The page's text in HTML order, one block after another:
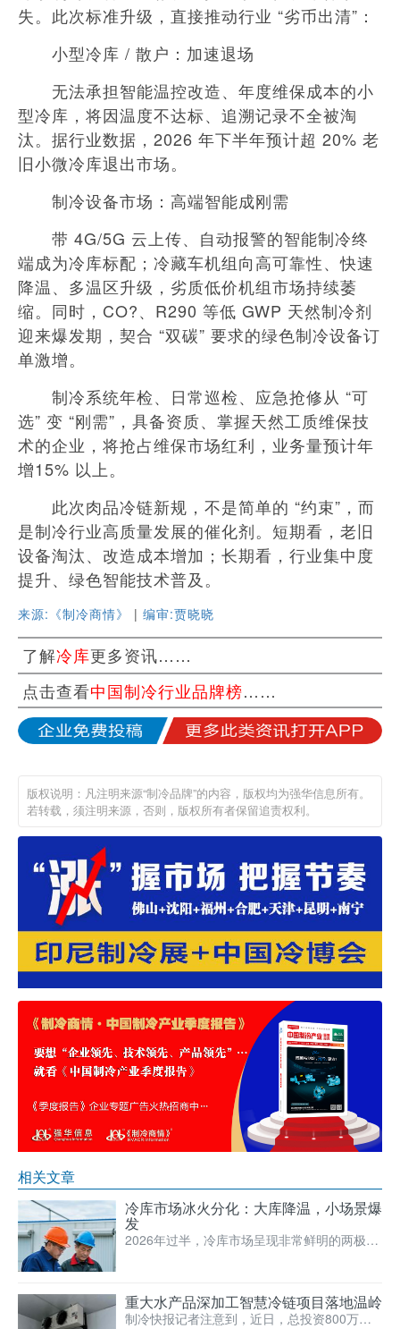
失。此次标准升级，直接推动行业 “劣币出清”：
小型冷库 / 散户：加速退场
无法承担智能温控改造、年度维保成本的小
型冷库，将因温度不达标、追溯记录不全被淘
汰。据行业数据，2026 年下半年预计超 20% 老
旧小微冷库退出市场。
制冷设备市场：高端智能成刚需
带 4G/5G 云上传、自动报警的智能制冷终
端成为冷库标配；冷藏车机组向高可靠性、快速
降温、多温区升级，劣质低价机组市场持续萎
缩。同时，CO?、R290 等低 GWP 天然制冷剂
迎来爆发期，契合 “双碳” 要求的绿色制冷设备订
单激增。
制冷系统年检、日常巡检、应急抢修从 “可
选” 变 “刚需”，具备资质、掌握天然工质维保技
术的企业，将抢占维保市场红利，业务量预计年
增15% 以上。
此次肉品冷链新规，不是简单的 “约束”，而
是制冷行业高质量发展的催化剂。短期看，老旧
设备淘汰、改造成本增加；长期看，行业集中度
提升、绿色智能技术普及。
来源:《制冷商情》 | 编审:贾晓晓
了解冷库更多资讯……
点击查看中国制冷行业品牌榜……
版权说明：凡注明来源“制冷品牌”的内容，版权均为强华信息所有。
若转载，须注明来源，否则，版权所有者保留追责权利。
相关文章
冷库市场冰火分化：大库降温，小场景爆
发
2026年过半，冷库市场呈现非常鲜明的两极格
重大水产品深加工智慧冷链项目落地温岭
制冷快报记者注意到，近日，总投资800万美